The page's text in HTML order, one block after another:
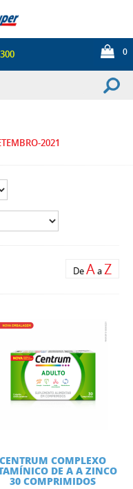
0
2021
DeAaZ
CENTRUM COMPLEXO
DE A A ZINCO
30 COMPRIMIDOS